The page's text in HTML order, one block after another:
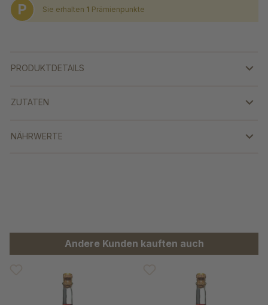
P Sie erhalten 1 Prämienpunkte
PRODUKTDETAILS
ZUTATEN
NÄHRWERTE
Produktgalerie überspringen
Andere Kunden kauften auch